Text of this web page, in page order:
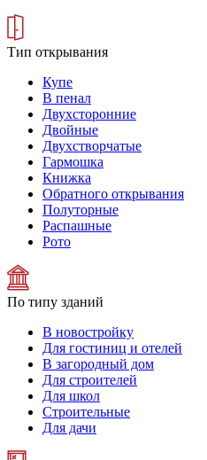
Тип открывания
Купе
В пенал
Двухсторонние
Двойные
Двухстворчатые
Гармошка
Книжка
Обратного открывания
Полуторные
Распашные
Рото
По типу зданий
В новостройку
Для гостиниц и отелей
В загородный дом
Для строителей
Для школ
Строительные
Для дачи